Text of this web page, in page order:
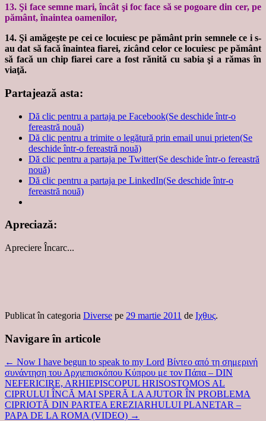
13. Şi face semne mari, încât şi foc face să se pogoare din cer, pe
pământ, înaintea oamenilor,
14. Şi amăgeşte pe cei ce locuiesc pe pământ prin semnele ce i s-
au dat să facă înaintea fiarei, zicând celor ce locuiesc pe pământ
să facă un chip fiarei care a fost rănită cu sabia şi a rămas în
viaţă.
Partajează asta:
Dă clic pentru a partaja pe Facebook(Se deschide într-o
fereastră nouă)
Dă clic pentru a trimite o legătură prin email unui prieten(Se
deschide într-o fereastră nouă)
Dă clic pentru a partaja pe Twitter(Se deschide într-o fereastră
nouă)
Dă clic pentru a partaja pe LinkedIn(Se deschide într-o
fereastră nouă)
Apreciază:
Apreciere Încarc...
Publicat în categoria Diverse pe 29 martie 2011 de Ιχθυς.
Navigare în articole
← Now I have begun to speak to my Lord Βίντεο από τη σημερινή
συνάντηση του Αρχιεπισκόπου Κύπρου με τον Πάπα – DIN
NEFERICIRE, ARHIEPISCOPUL HRISOSTOMOS AL
CIPRULUI ÎNCĂ MAI SPERĂ LA AJUTOR ÎN PROBLEMA
CIPRIOTĂ DIN PARTEA EREZIARHULUI PLANETAR –
PAPA DE LA ROMA (VIDEO) →